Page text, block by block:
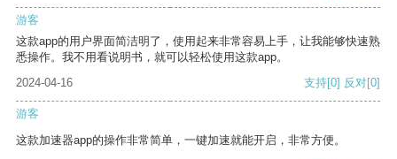
游客
这款app的用户界面简洁明了，使用起来非常容易上手，让我能够快速熟
悉操作。我不用看说明书，就可以轻松使用这款app。
2024-04-16
支持[0] 反对[0]
游客
这款加速器app的操作非常简单，一键加速就能开启，非常方便。